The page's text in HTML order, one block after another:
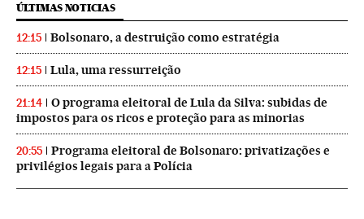
ÚLTIMAS NOTICIAS
12:15 Bolsonaro, a destruição como estratégia
12:15 Lula, uma ressurreição
21:14
O programa eleitoral de Lula da Silva: subidas de
impostos para os ricos e proteção para as minorias
20:55
Programa eleitoral de Bolsonaro: privatizações e
privilégios legais para a Polícia